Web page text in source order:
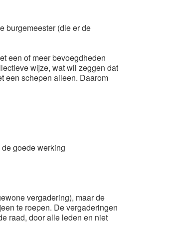
burgemeester (die er de
een of meer bevoegdheden
wijze, wat wil zeggen dat
een schepen alleen. Daarom
goede werking
vergadering), maar de
te roepen. De vergaderingen
raad, door alle leden en niet